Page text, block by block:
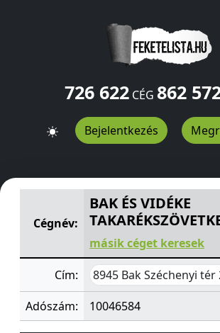
726 622CÉG 862
Bejelentkezés
BAK ÉS VIDÉKE TAKARÉKSZÖVETKEZET
Cégnév:
BAK ÉS VIDÉKE
másik céget keresek
Cím: 8945 Bak Széchenyi tér
Adószám: 10046584